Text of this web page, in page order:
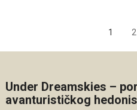
1 2
Under Dreamskies –
avanturističkog